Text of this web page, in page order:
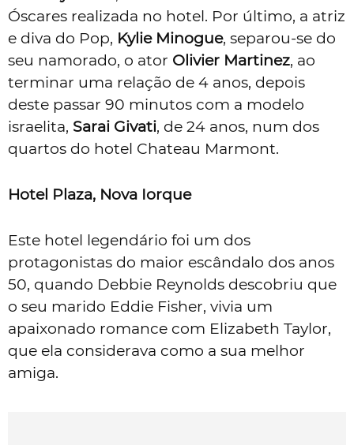
Óscares realizada no hotel. Por último, a atriz
e diva do Pop, Kylie Minogue, separou-se do
seu namorado, o ator Olivier Martinez, ao
terminar uma relação de 4 anos, depois
deste passar 90 minutos com a modelo
israelita, Sarai Givati, de 24 anos, num dos
quartos do hotel Chateau Marmont.
Hotel Plaza, Nova Iorque
Este hotel legendário foi um dos
protagonistas do maior escândalo dos anos
50, quando Debbie Reynolds descobriu que
o seu marido Eddie Fisher, vivia um
apaixonado romance com Elizabeth Taylor,
que ela considerava como a sua melhor
amiga.